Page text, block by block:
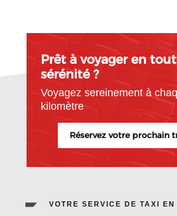
Prêt à voyager en
sérénité ?
Voyagez sereinement à
kilomètre
Réservez votre prochain
VOTRE SERVICE DE TAXI EN